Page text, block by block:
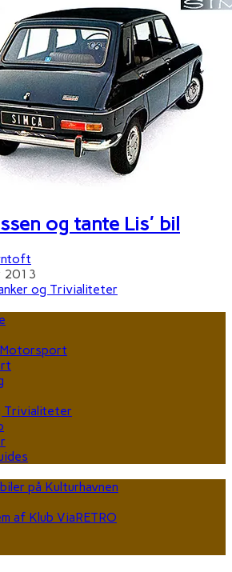
og tante Lis' bil
2013
og Trivialiteter
Trivialiteter
på Kulturhavnen
af Klub ViaRETRO